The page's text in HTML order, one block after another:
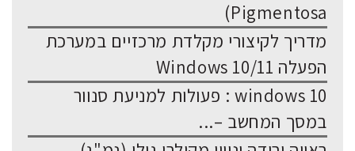
Pigmentosa)
מדריך לקיצורי מקלדת מרכזיים במערכת
הפעלה Windows 10/11
windows 10 : פעולות למניעת סנוור
במסך המחשב –...